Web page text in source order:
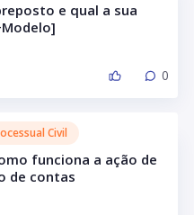
e qual a sua
0
Civil
funciona a ação de
de contas